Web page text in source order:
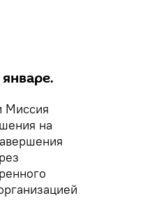
Миссия
на